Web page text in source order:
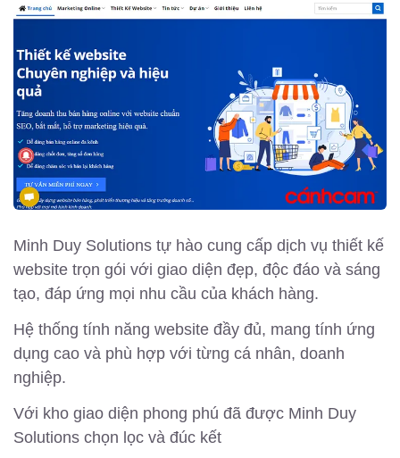
Minh Duy Solutions tự hào cung cấp dịch vụ thiết kế
website trọn gói với giao diện đẹp, độc đáo và sáng
tạo, đáp ứng mọi nhu cầu của khách hàng.
Hệ thống tính năng website đầy đủ, mang tính ứng
dụng cao và phù hợp với từng cá nhân, doanh
nghiệp.
Với kho giao diện phong phú đã được Minh Duy
Solutions chọn lọc và đúc kết